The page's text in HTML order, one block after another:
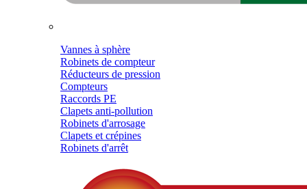
Vannes à sphère
Robinets de compteur
Réducteurs de pression
Compteurs
Raccords PE
Clapets anti-pollution
Robinets d'arrosage
Clapets et crépines
Robinets d'arrêt